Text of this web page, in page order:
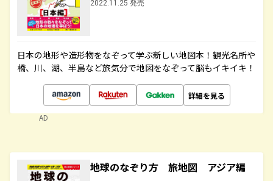
2022.11.25 発売
日本の地形や造形物をなぞって学ぶ新しい地図本！観光名所や
橋、川、湖、半島など旅気分で地図をなぞって脳もイキイキ！
詳細を見る
AD
地球のなぞり方 旅地図 アジア編